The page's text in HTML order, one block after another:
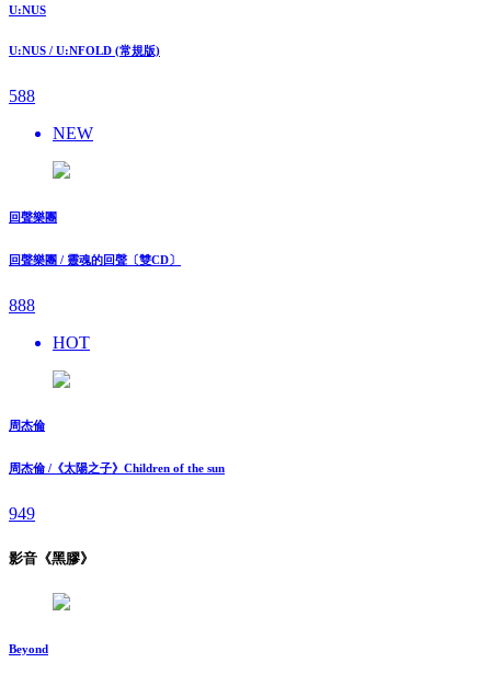
U:NUS
U:NUS / U:NFOLD (常規版)
588
NEW
回聲樂團
回聲樂團 / 靈魂的回聲〔雙CD〕
888
HOT
周杰倫
周杰倫 /《太陽之子》Children of the sun
949
影音《黑膠》
Beyond